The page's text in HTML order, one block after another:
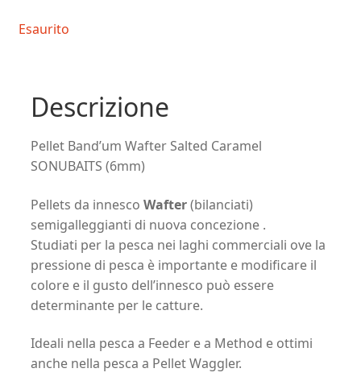
Esaurito
Descrizione
Pellet Band’um Wafter Salted Caramel
SONUBAITS (6mm)
Pellets da innesco Wafter(bilanciati)
semigalleggianti di nuova concezione .
Studiati per la pesca nei laghi commerciali ove la
pressione di pesca è importante e modificare il
colore e il gusto dell’innesco può essere
determinante per le catture.
Ideali nella pesca a Feeder e a Method e ottimi
anche nella pesca a Pellet Waggler.